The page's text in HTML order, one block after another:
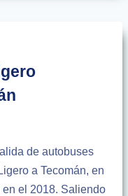
de autobuses
a Tecomán, en
el 2018. Saliendo